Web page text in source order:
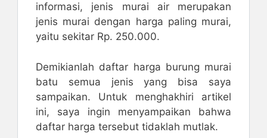
informasi, jenis murai air merupakan
jenis murai dengan harga paling murai,
yaitu sekitar Rp. 250.000.
Demikianlah daftar harga burung murai
batu semua jenis yang bisa saya
sampaikan. Untuk menghakhiri artikel
ini, saya ingin menyampaikan bahwa
daftar harga tersebut tidaklah mutlak.